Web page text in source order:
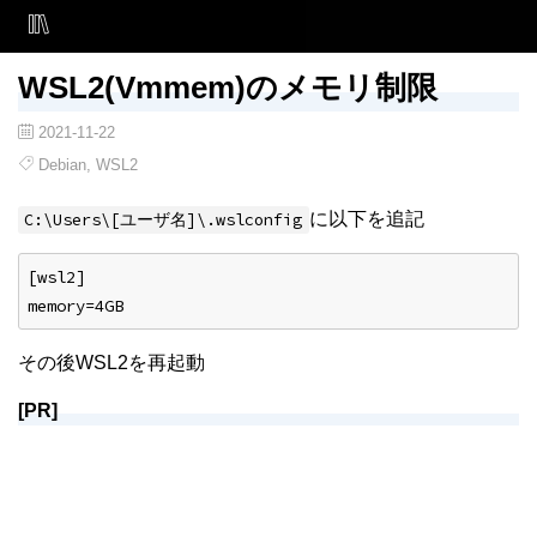
WSL2(Vmmem)のメモリ制限
2021-11-22
Debian, WSL2
C:\Users\[ユーザ名]\.wslconfig に以下を追記
[wsl2]
memory=4GB
その後WSL2を再起動
[PR]